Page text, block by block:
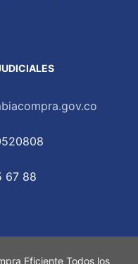
67 88
Eficiente Todos los